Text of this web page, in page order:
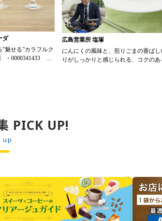
ダ
魅せる”カラフルク
り入れ、かき氷シ
の順に注ぎ、マド
ピングする。
広島営業所 塩塚
にんにくの風味と、煎りごまの香ばし
りがしっかりと感じられる、コクのあ
味がしっかりしているので、居酒屋メ
ーや定食の小鉢メニューにも使いやす
PICK UP!
up